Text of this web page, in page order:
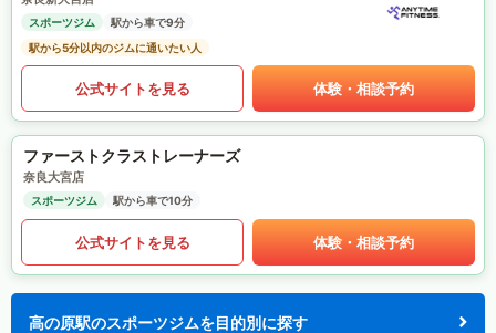
スポーツジム
駅から車で9分
駅から5分以内のジムに通いたい人
公式サイトを見る 体験・相談予約
ファーストクラストレーナーズ
奈良大宮店
スポーツジム 駅から車で10分
公式サイトを見る 体験・相談予約
高の原駅のスポーツジムを目的別に探す